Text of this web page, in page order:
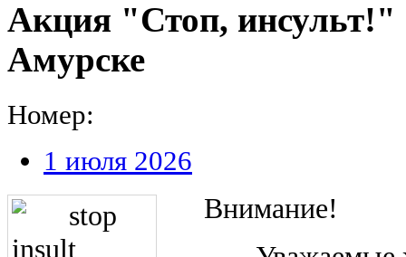
Акция "Стоп, инсульт!"
Амурске
Номер:
1 июля 2026
Внимание!